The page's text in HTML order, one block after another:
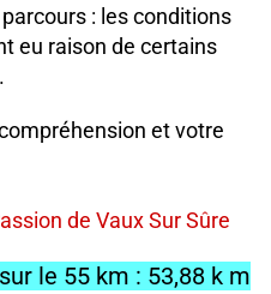
: les conditions
eu raison de certains
et votre
de Vaux Sur Sûre
le 55 km : 53,88 k m